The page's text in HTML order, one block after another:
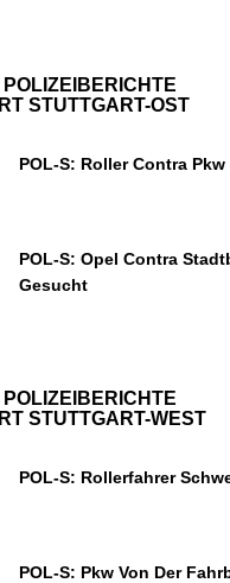
POLIZEIBERICHTE
STUTTGART-OST
POL-S: Roller Contra
POL-S: Opel Contra
Gesucht
POLIZEIBERICHTE
STUTTGART-WEST
POL-S: Rollerfahrer
POL-S: Pkw Von Der